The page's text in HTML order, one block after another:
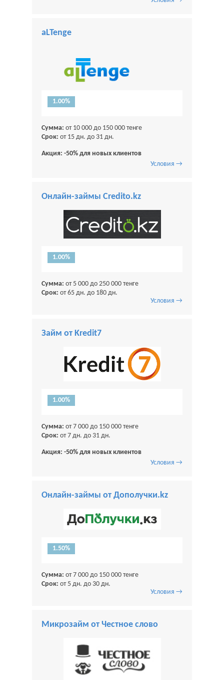
aLTenge
1.00%
Сумма: от 10 000 до 150 000 тенге
Срок: от 15 дн. до 31 дн.
Акция: -50% для новых клиентов
Условия →
Онлайн-займы Credito.kz
1.00%
Сумма: от 5 000 до 250 000 тенге
Срок: от 65 дн. до 180 дн.
Условия →
Займ от Kredit7
1.00%
Сумма: от 7 000 до 150 000 тенге
Срок: от 7 дн. до 31 дн.
Акция: -50% для новых клиентов
Условия →
Онлайн-займы от Дополучки.kz
1.50%
Сумма: от 7 000 до 150 000 тенге
Срок: от 5 дн. до 30 дн.
Условия →
Микрозайм от Честное слово